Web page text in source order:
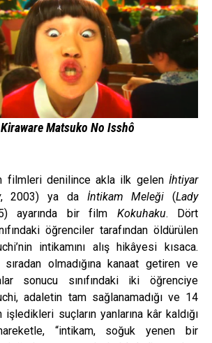
Kiraware Matsuko No Isshô
filmleri denilince akla ilk gelen İhtiyar
, 2003) ya da İntikam Meleği (Lady
ayarında bir film Kokuhaku. Dört
öğrenciler tarafından öldürülen
intikamını alış hikâyesi kısaca.
sıradan olmadığına kanaat getiren ve
sonucu sınıfındaki iki öğrenciye
adaletin tam sağlanamadığı ve 14
işledikleri suçların yanlarına kâr kaldığı
“intikam, soğuk yenen bir